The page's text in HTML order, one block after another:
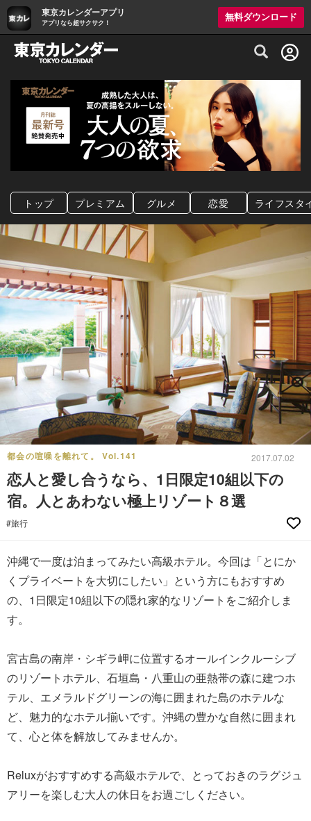
東京カレンダーアプリ
アプリなら超サクサク！
無料ダウンロード
グルメ情報・プレミアムレストラン予約
トップ プレミアム グルメ 恋愛 ライフスタ
都会の喧噪を離れて。 Vol.141 2017.07.02
恋人と愛し合うなら、1日限定10組以下の
宿。人とあわない極上リゾート８選
#旅行
沖縄で一度は泊まってみたい高級ホテル。今回は「とにか
くプライベートを大切にしたい」という方にもおすすめ
の、1日限定10組以下の隠れ家的なリゾートをご紹介しま
す。
宮古島の南岸・シギラ岬に位置するオールインクルーシブ
のリゾートホテル、石垣島・八重山の亜熱帯の森に建つホ
テル、エメラルドグリーンの海に囲まれた島のホテルな
ど、魅力的なホテル揃いです。沖縄の豊かな自然に囲まれ
て、心と体を解放してみませんか。
Reluxがおすすめする高級ホテルで、とっておきのラグジュ
アリーを楽しむ大人の休日をお過ごしください。